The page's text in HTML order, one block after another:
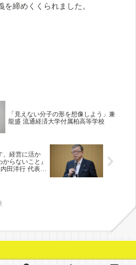
を締めくくられました。
「見えない分子の形を想像しよう」兼
龍盛 流通経済大学付属柏高等学校
、経営に活か
らないこと』
田洋行 代表取